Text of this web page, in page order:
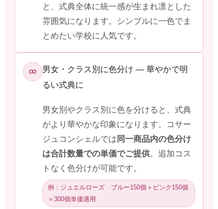
と、式典全体に統一感が生まれ凛とした
雰囲気になります。シンプルに一色でま
とめたい学校に人気です。
男女・クラス別に色分け ― 華やかで明
るい式典に
男女別やクラス別に色を分けると、式典
がより華やかな印象になります。コサー
ジュコンシェルでは 同一商品内の色分け
は合計数量での単価でご提供。追加コス
トなく色分けが可能です。
例：ジュエルローズ ブルー150個＋ピンク150個
＝300個単価適用